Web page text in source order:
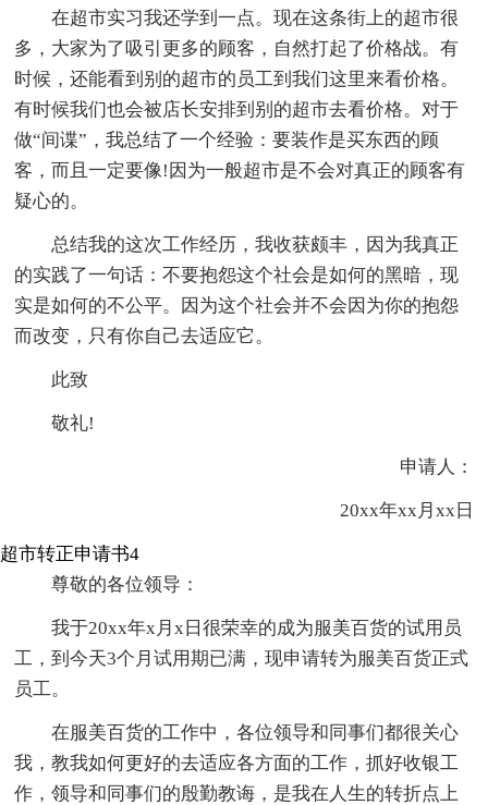
在超市实习我还学到一点。现在这条街上的超市很
多，大家为了吸引更多的顾客，自然打起了价格战。有
时候，还能看到别的超市的员工到我们这里来看价格。
有时候我们也会被店长安排到别的超市去看价格。对于
做“间谍”，我总结了一个经验：要装作是买东西的顾
客，而且一定要像!因为一般超市是不会对真正的顾客有
疑心的。
总结我的这次工作经历，我收获颇丰，因为我真正
的实践了一句话：不要抱怨这个社会是如何的黑暗，现
实是如何的不公平。因为这个社会并不会因为你的抱怨
而改变，只有你自己去适应它。
此致
敬礼!
申请人：
20xx年xx月xx日
超市转正申请书4
尊敬的各位领导：
我于20xx年x月x日很荣幸的成为服美百货的试用员
工，到今天3个月试用期已满，现申请转为服美百货正式
员工。
在服美百货的工作中，各位领导和同事们都很关心
我，教我如何更好的去适应各方面的工作，抓好收银工
作，领导和同事们的殷勤教诲，是我在人生的转折点上